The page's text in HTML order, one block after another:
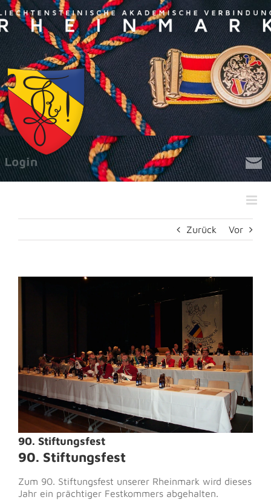
Zum
Inhalt
springen
Zurück Vor
90. Stiftungsfest
90. Stiftungsfest
Zum 90. Stiftungsfest unserer Rheinmark wird dieses
Jahr ein prächtiger Festkommers abgehalten.